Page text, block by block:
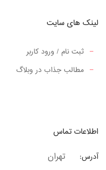
لینک های سایت
ثبت نام / ورود کاربر
مطالب جذاب در وبلاگ
اطلاعات تماس
آدرس: تهران